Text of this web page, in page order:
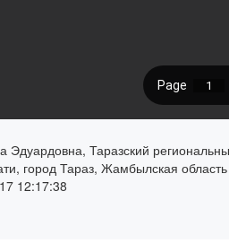
Эдуардовна, Таразский
город Тараз, Жамбылская область
12:17:38